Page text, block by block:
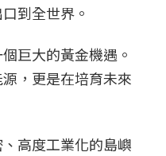
到全世界。
巨大的黃金機遇。
，更是在培育未來
高度工業化的島嶼